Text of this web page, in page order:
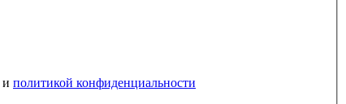
и политикой конфиденциальности